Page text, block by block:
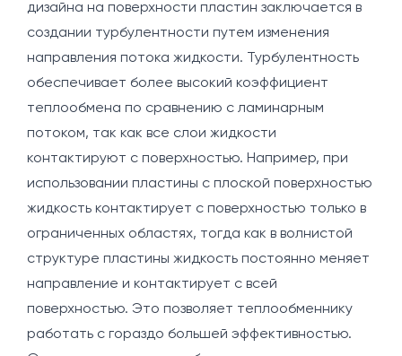
дизайна на поверхности пластин заключается в
создании турбулентности путем изменения
направления потока жидкости. Турбулентность
обеспечивает более высокий коэффициент
теплообмена по сравнению с ламинарным
потоком, так как все слои жидкости
контактируют с поверхностью. Например, при
использовании пластины с плоской поверхностью
жидкость контактирует с поверхностью только в
ограниченных областях, тогда как в волнистой
структуре пластины жидкость постоянно меняет
направление и контактирует с всей
поверхностью. Это позволяет теплообменнику
работать с гораздо большей эффективностью.